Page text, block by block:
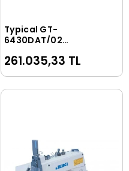
Sepete Ekle
Typical GT-
6430DAT/02
Programlanabilir
Punteriz & Düğme
261.035,33 TL